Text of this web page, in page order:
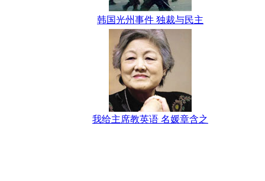
韩国光州事件 独裁与民主
我给主席教英语 名媛章含之